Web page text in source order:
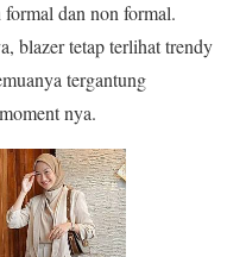
dan non formal.
blazer tetap terlihat trendy
tergantung
nya.